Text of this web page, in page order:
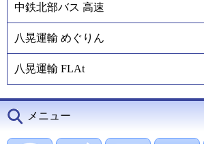
中鉄北部バス 高速
八晃運輸 めぐりん
八晃運輸 FLAt
メニュー